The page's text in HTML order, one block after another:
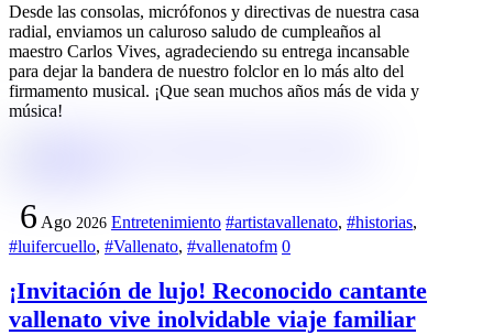
Desde las consolas, micrófonos y directivas de nuestra casa
radial, enviamos un caluroso saludo de cumpleaños al
maestro Carlos Vives, agradeciendo su entrega incansable
para dejar la bandera de nuestro folclor en lo más alto del
firmamento musical. ¡Que sean muchos años más de vida y
música!
6 Ago 2026 Entretenimiento #artistavallenato, #historias,
#luifercuello, #Vallenato, #vallenatofm 0
¡Invitación de lujo! Reconocido cantante
vallenato vive inolvidable viaje familiar